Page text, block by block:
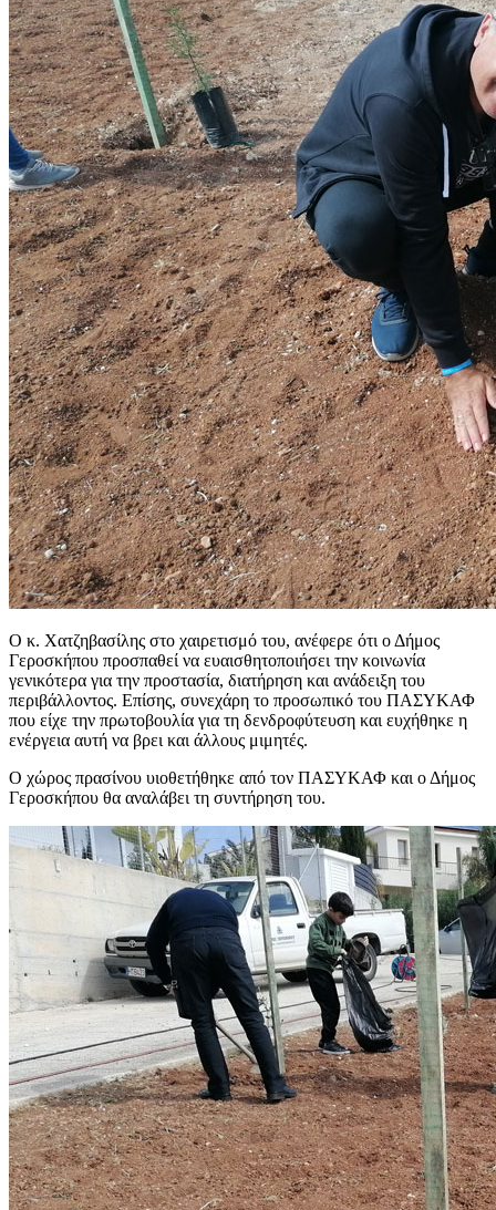
Ο κ. Χατζηβασίλης στο χαιρετισμό του, ανέφερε ότι ο Δήμος
Γεροσκήπου προσπαθεί να ευαισθητοποιήσει την κοινωνία
γενικότερα για την προστασία, διατήρηση και ανάδειξη του
περιβάλλοντος. Επίσης, συνεχάρη το προσωπικό του ΠΑΣΥΚΑΦ
που είχε την πρωτοβουλία για τη δενδροφύτευση και ευχήθηκε η
ενέργεια αυτή να βρει και άλλους μιμητές.
Ο χώρος πρασίνου υιοθετήθηκε από τον ΠΑΣΥΚΑΦ και ο Δήμος
Γεροσκήπου θα αναλάβει τη συντήρηση του.